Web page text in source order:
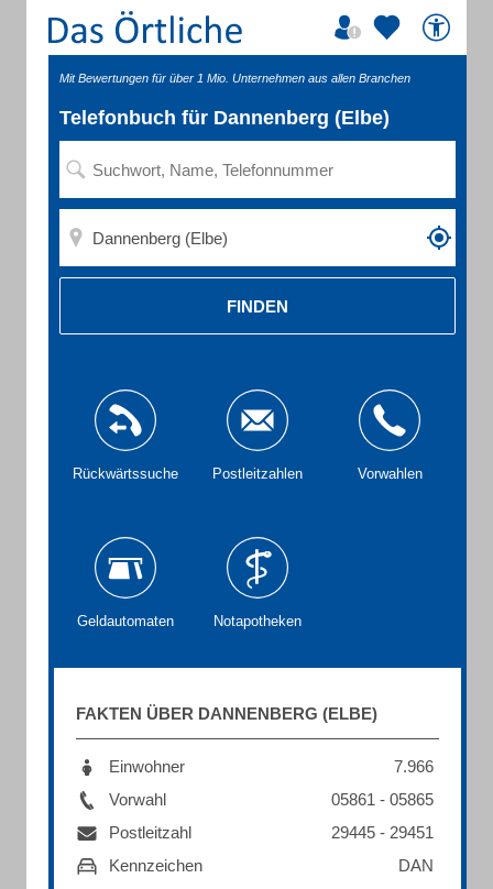
Mit Bewertungen für über 1 Mio. Unternehmen aus allen Branchen
Telefonbuch für Dannenberg (Elbe)
FINDEN
Rückwärtssuche Postleitzahlen Vorwahlen
Geldautomaten Notapotheken
FAKTEN ÜBER DANNENBERG (ELBE)
Einwohner
7.966
Vorwahl
05861 - 05865
Postleitzahl
29445 - 29451
Kennzeichen
DAN